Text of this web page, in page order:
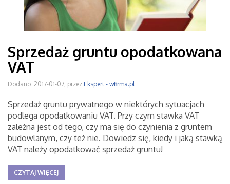
Sprzedaż gruntu opodatkowana
VAT
Dodano: 2017-01-07, przez Ekspert - wfirma.pl
Sprzedaż gruntu prywatnego w niektórych sytuacjach
podlega opodatkowaniu VAT. Przy czym stawka VAT
zależna jest od tego, czy ma się do czynienia z gruntem
budowlanym, czy też nie. Dowiedz się, kiedy i jaką stawką
VAT należy opodatkować sprzedaż gruntu!
CZYTAJ WIĘCEJ